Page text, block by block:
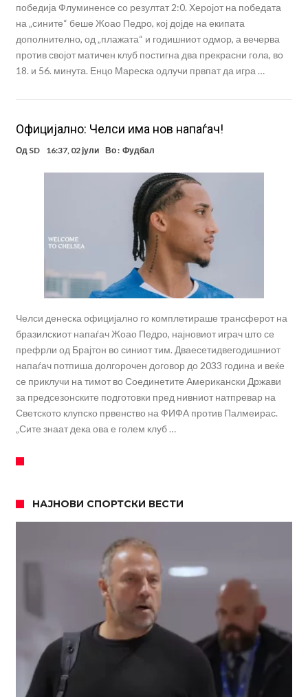
победија Флуминенсе со резултат 2:0. Херојот на победата
на „сините“ беше Жоао Педро, кој дојде на екипата
дополнително, од „плажата“ и годишниот одмор, а вечерва
против својот матичен клуб постигна два прекрасни гола, во
18. и 56. минута. Енцо Мареска одлучи првпат да игра …
Oфицијално: Челси има нов напаѓач!
Од SD 16:37, 02 јули Во : Фудбал
Челси денеска официјално го комплетираше трансферот на
бразилскиот напаѓач Жоао Педро, најновиот играч што се
префрли од Брајтон во синиот тим. Дваесетидвегодишниот
напаѓач потпиша долгорочен договор до 2033 година и веќе
се приклучи на тимот во Соединетите Американски Држави
за предсезонските подготовки пред нивниот натпревар на
Светското клупско првенство на ФИФА против Палмеирас.
„Сите знаат дека ова е голем клуб …
НАЈНОВИ СПОРТСКИ ВЕСТИ